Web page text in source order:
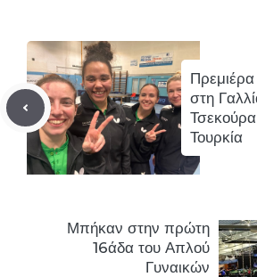
Πρεμιέρα
στη
Τουρκία
Μπήκαν στην πρώτη
16άδα του Απλού
Γυναικών